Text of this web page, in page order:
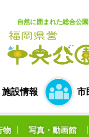
自然に囲まれた総合公園
施設情報 市
物 写真・動画館